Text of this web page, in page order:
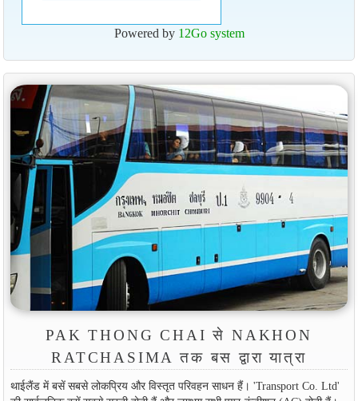
Powered by 12Go system
PAK THONG CHAI से NAKHON
RATCHASIMA तक बस द्वारा यात्रा
थाईलैंड में बसें सबसे लोकप्रिय और विस्तृत परिवहन साधन हैं। 'Transport Co. Ltd'